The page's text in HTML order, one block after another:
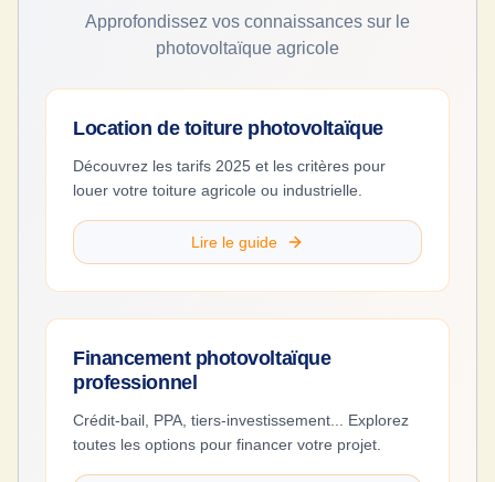
Approfondissez vos connaissances sur le
photovoltaïque agricole
Location de toiture photovoltaïque
Découvrez les tarifs 2025 et les critères pour
louer votre toiture agricole ou industrielle.
Lire le guide
Financement photovoltaïque
professionnel
Crédit-bail, PPA, tiers-investissement... Explorez
toutes les options pour financer votre projet.